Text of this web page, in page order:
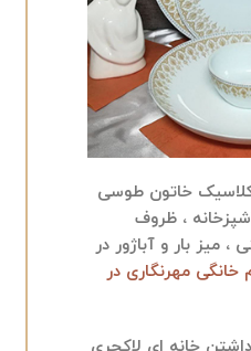
خاتون طوسی
، ظروف
، میز بار و آباژور در
خانگی مهرنگاری در